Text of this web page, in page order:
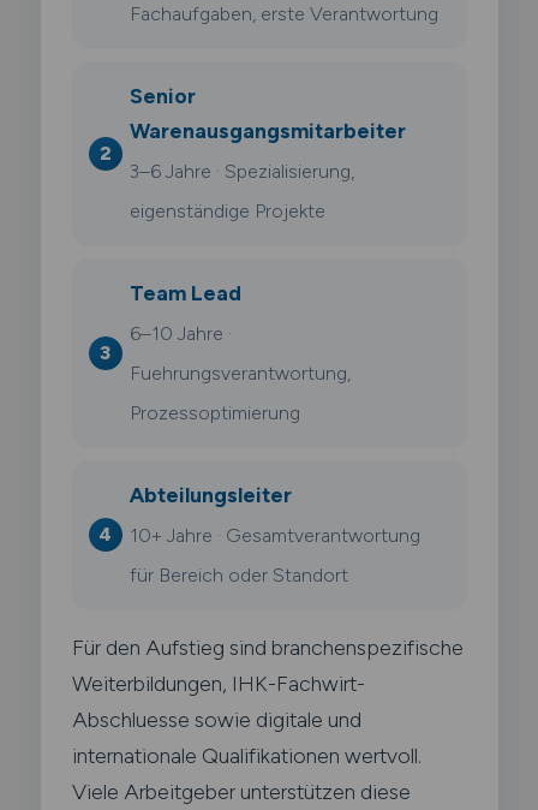
Fachaufgaben, erste Verantwortung
Senior
Warenausgangsmitarbeiter
3–6 Jahre · Spezialisierung,
eigenständige Projekte
Team Lead
6–10 Jahre ·
Fuehrungsverantwortung,
Prozessoptimierung
Abteilungsleiter
10+ Jahre · Gesamtverantwortung
für Bereich oder Standort
Für den Aufstieg sind branchenspezifische
Weiterbildungen, IHK-Fachwirt-
Abschluesse sowie digitale und
internationale Qualifikationen wertvoll.
Viele Arbeitgeber unterstützen diese